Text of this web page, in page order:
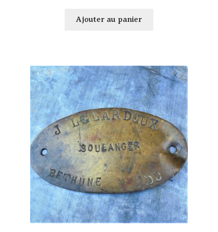
Ajouter au panier